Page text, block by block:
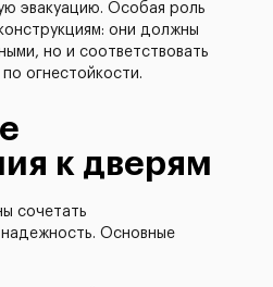
эвакуацию. Особая роль
они должны
но и соответствовать
огнестойкости.
к дверям
сочетать
Основные